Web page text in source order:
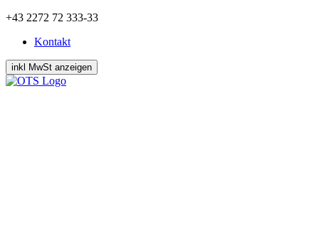
Zum
springen
+43 2272 72 333-33
Kontakt